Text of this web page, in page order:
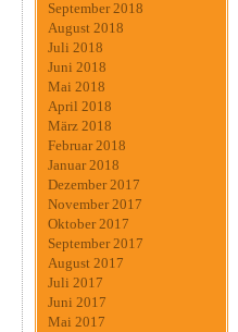
September 2018
August 2018
Juli 2018
Juni 2018
Mai 2018
April 2018
März 2018
Februar 2018
Januar 2018
Dezember 2017
November 2017
Oktober 2017
September 2017
August 2017
Juli 2017
Juni 2017
Mai 2017